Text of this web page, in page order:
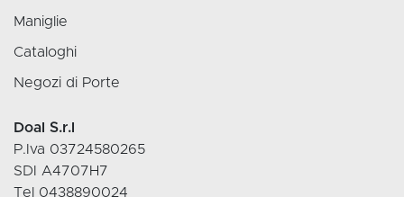
Maniglie
Cataloghi
Negozi di Porte
Doal S.r.l
P.Iva 03724580265
SDI A4707H7
Tel 0438890024